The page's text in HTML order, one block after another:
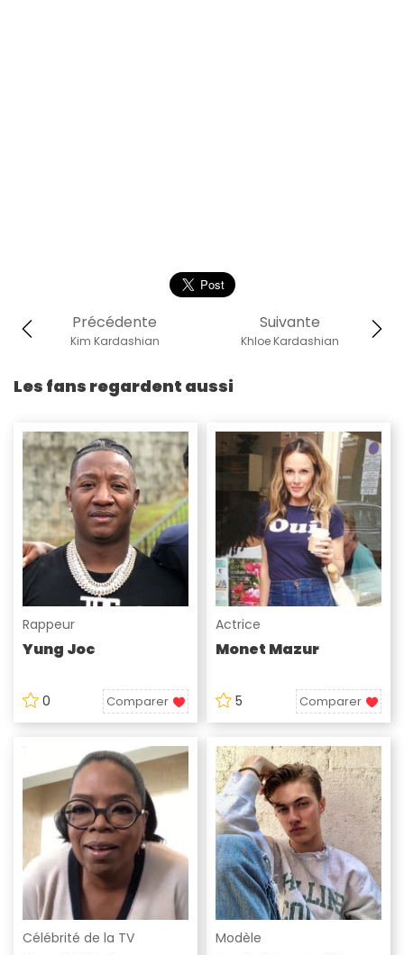
Suivante
Khloe Kardashian
Précédente
Kim Kardashian
Les fans regardent aussi
Rappeur
Yung Joc
0 Comparer
Actrice
Monet Mazur
5 Comparer
Célébrité de la TV Modèle